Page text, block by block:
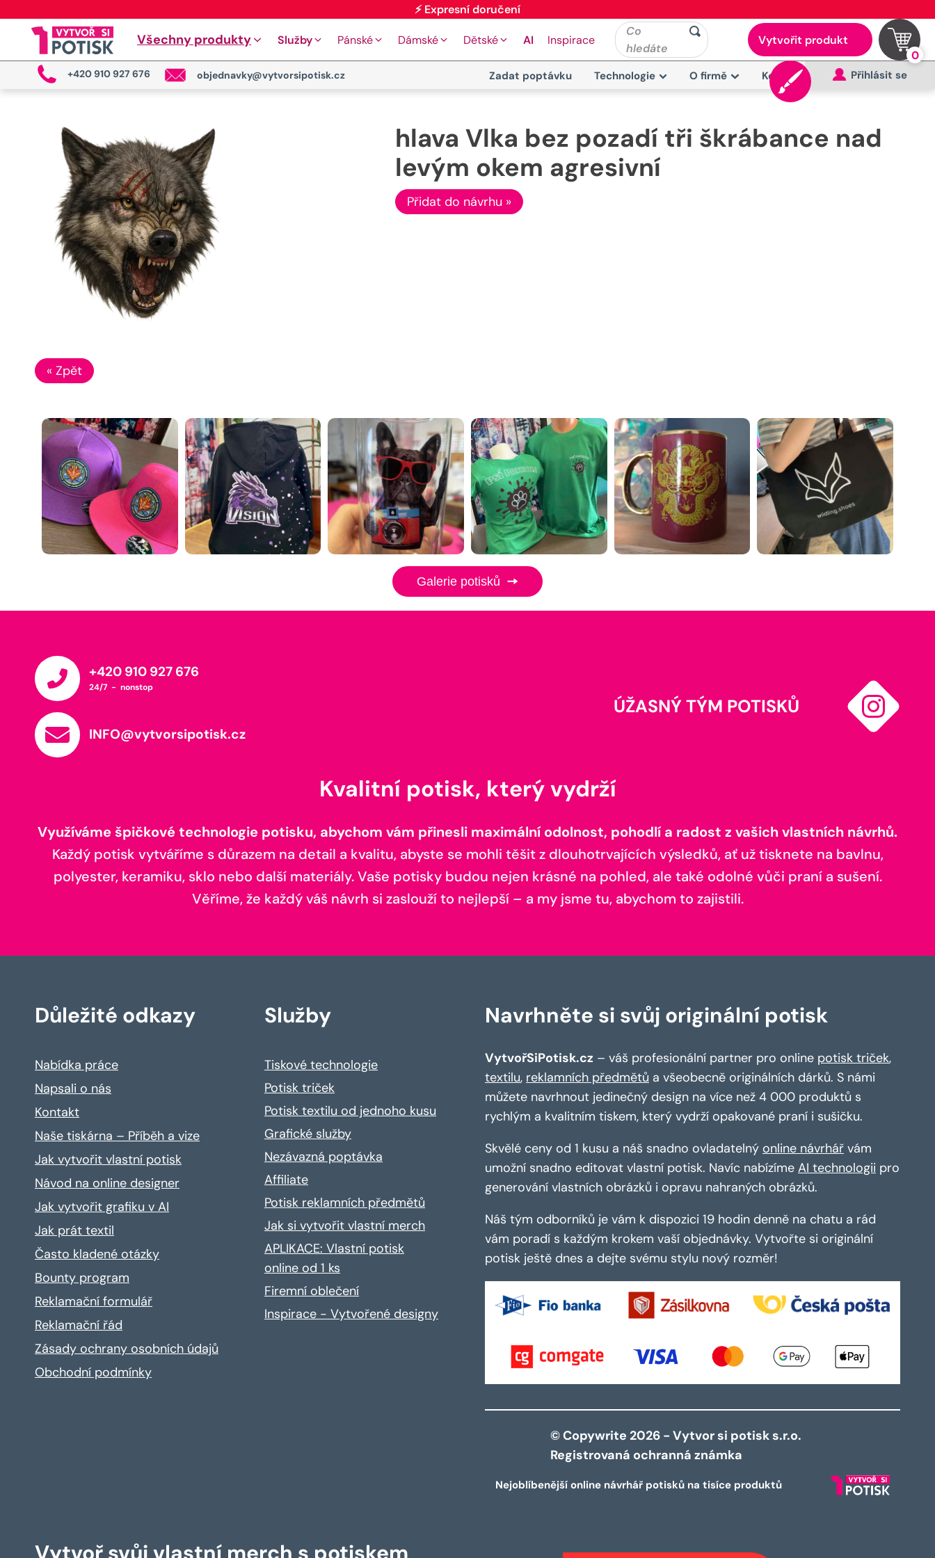
Všechny produkty Služby Pánské Dámské Dětské AI Inspirace
Co
hledáte
Vytvořit produkt
0
+420 910 927 676 objednavky@vytvorsipotisk.cz Zadat poptávku Technologie O firmě Kontakt Přihlásit se
hlava Vlka bez pozadí tři škrábance nad
levým okem agresivní
Přidat do návrhu »
« Zpět
Galerie potisků
+420 910 927 676
24/7 - nonstop
INFO@vytvorsipotisk.cz
ÚŽASNÝ TÝM POTISKŮ
Kvalitní potisk, který vydrží
Využíváme špičkové technologie potisku, abychom vám přinesli maximální odolnost, pohodlí a radost z vašich vlastních návrhů.
Každý potisk vytváříme s důrazem na detail a kvalitu, abyste se mohli těšit z dlouhotrvajících výsledků, ať už tisknete na bavlnu,
polyester, keramiku, sklo nebo další materiály. Vaše potisky budou nejen krásné na pohled, ale také odolné vůči praní a sušení.
Věříme, že každý váš návrh si zaslouží to nejlepší – a my jsme tu, abychom to zajistili.
Důležité odkazy
Nabídka práce
Napsali o nás
Kontakt
Naše tiskárna – Příběh a vize
Jak vytvořit vlastní potisk
Návod na online designer
Jak vytvořit grafiku v AI
Jak prát textil
Často kladené otázky
Bounty program
Reklamační formulář
Reklamační řád
Zásady ochrany osobních údajů
Obchodní podmínky
Služby
Tiskové technologie
Potisk triček
Potisk textilu od jednoho kusu
Grafické služby
Nezávazná poptávka
Affiliate
Potisk reklamních předmětů
Jak si vytvořit vlastní merch
APLIKACE: Vlastní potisk
online od 1 ks
Firemní oblečení
Inspirace - Vytvořené designy
Navrhněte si svůj originální potisk
VytvořSiPotisk.cz – váš profesionální partner pro online potisk triček,
textilu, reklamních předmětů a všeobecně originálních dárků. S námi
můžete navrhnout jedinečný design na více než 4 000 produktů s
rychlým a kvalitním tiskem, který vydrží opakované praní i sušičku.
Skvělé ceny od 1 kusu a náš snadno ovladatelný online návrhář vám
umožní snadno editovat vlastní potisk. Navíc nabízíme AI technologii pro
generování vlastních obrázků i opravu nahraných obrázků.
Náš tým odborníků je vám k dispozici 19 hodin denně na chatu a rád
vám poradí s každým krokem vaší objednávky. Vytvořte si originální
potisk ještě dnes a dejte svému stylu nový rozměr!
© Copywrite 2026 - Vytvor si potisk s.r.o.
Registrovaná ochranná známka
Nejoblíbenější online návrhář potisků na tisíce produktů